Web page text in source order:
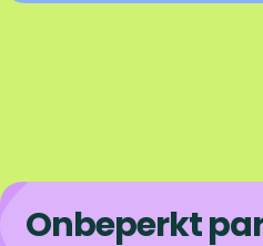
Onbeperkt